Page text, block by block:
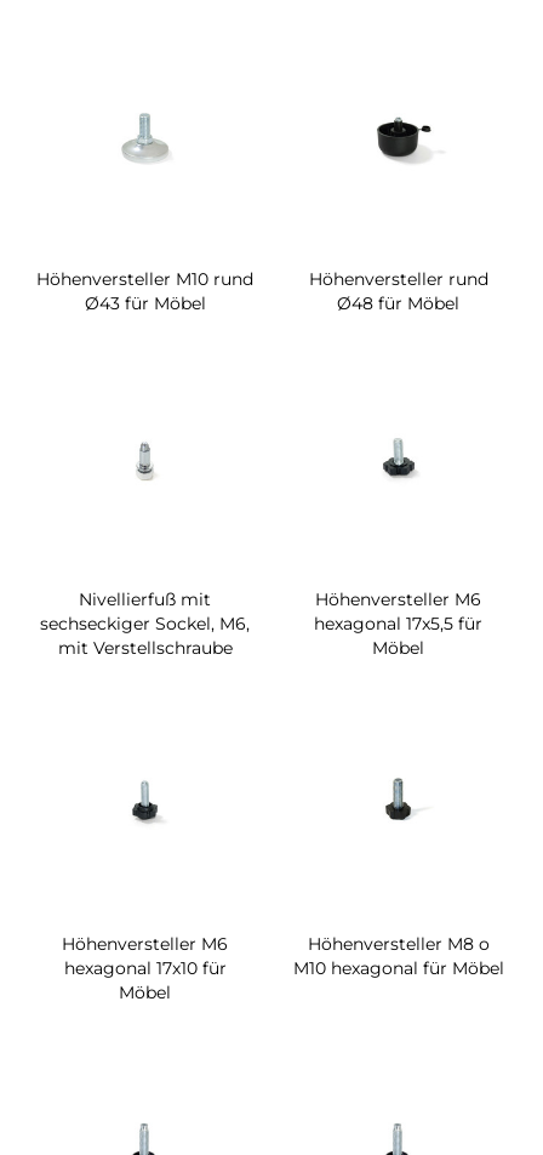
Höhenversteller M10 rund
Ø43 für Möbel
Höhenversteller rund
Ø48 für Möbel
Nivellierfuß mit
sechseckiger Sockel, M6,
mit Verstellschraube
Höhenversteller M6
hexagonal 17x5,5 für
Möbel
Höhenversteller M6
hexagonal 17x10 für
Möbel
Höhenversteller M8 o
M10 hexagonal für Möbel